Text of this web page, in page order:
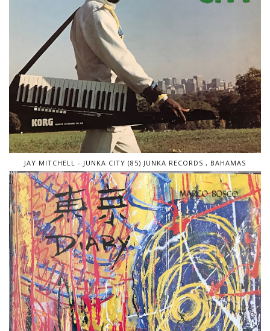
JAY MITCHELL - JUNKA CITY (85) JUNKA RECORDS , BAHAMAS